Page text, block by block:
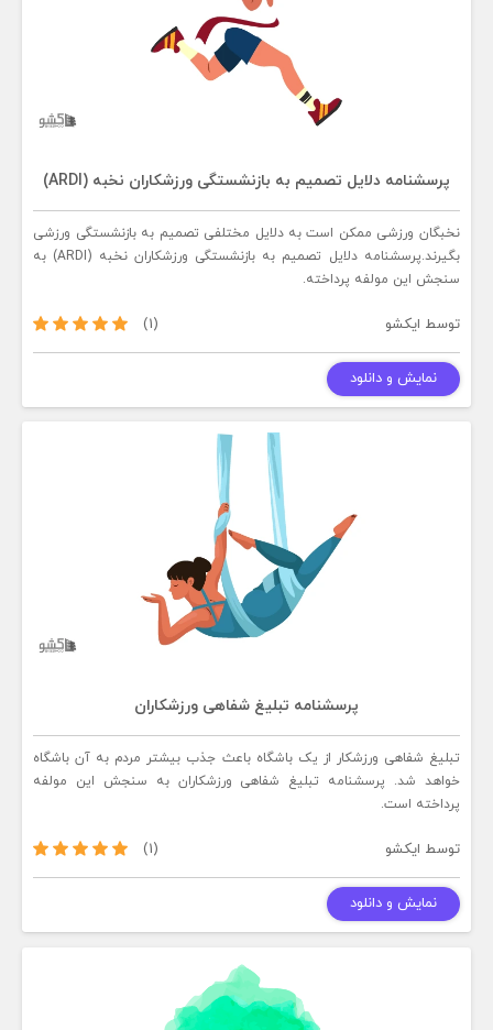
پرسشنامه دلایل تصمیم به بازنشستگی ورزشکاران نخبه (ARDI)
نخبگان ورزشی ممکن است به دلایل مختلفی تصمیم به بازنشستگی ورزشی
بگیرند.پرسشنامه دلایل تصمیم به بازنشستگی ورزشکاران نخبه (ARDI) به
سنجش این مولفه پرداخته.
توسط ایکشو (1)
نمایش و دانلود
پرسشنامه تبلیغ شفاهی ورزشکاران
تبلیغ شفاهی ورزشکار از یک باشگاه باعث جذب بیشتر مردم به آن باشگاه
خواهد شد. پرسشنامه تبلیغ شفاهی ورزشکاران به سنجش این مولفه
پرداخته است.
توسط ایکشو (1)
نمایش و دانلود